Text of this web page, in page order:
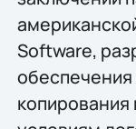
Software,